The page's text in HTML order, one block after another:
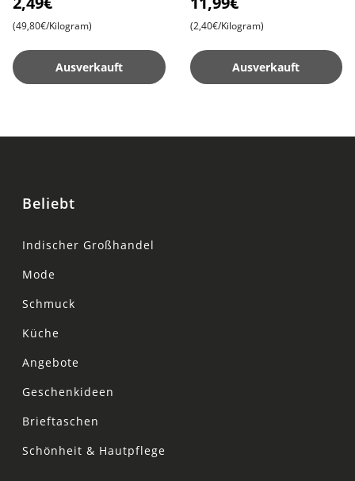
Formel für Strahlende Haut
(49,80€/Kilogram)
Ausverkauft
(2,40€/Kilogram)
Ausverkauft
Beliebt
Indischer Großhandel
Mode
Schmuck
Küche
Angebote
Geschenkideen
Brieftaschen
Schönheit & Hautpflege